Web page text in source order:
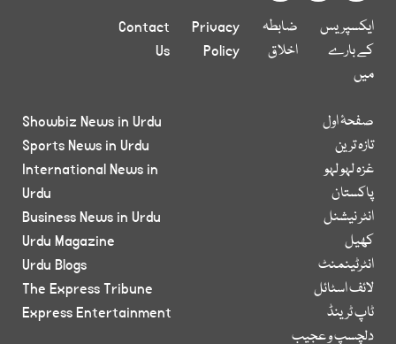
ایکسپریس
کے بارے
میں
ضابطہ
اخلاق
Privacy
Policy
Contact
Us
صفحۂ اول
تازہ ترین
غزہ لہو لہو
پاکستان
انٹر نیشنل
کھیل
انٹرٹینمنٹ
لائف اسٹائل
ٹاپ ٹرینڈ
دلچسپ و عجیب
Showbiz News in Urdu
Sports News in Urdu
International News in
Urdu
Business News in Urdu
Urdu Magazine
Urdu Blogs
The Express Tribune
Express Entertainment